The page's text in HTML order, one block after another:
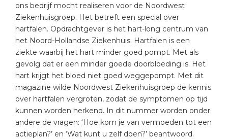
ons bedrijf mocht realiseren voor de Noordwest
Ziekenhuisgroep. Het betreft een special over
hartfalen. Opdrachtgever is het hart-long centrum van
het Noord-Hollandse Ziekenhuis. Hartfalen is een
ziekte waarbij het hart minder goed pompt. Met als
gevolg dat er een minder goede doorbloeding is. Het
hart krijgt het bloed niet goed weggepompt. Met dit
magazine wilde Noordwest Ziekenhuisgroep de kennis
over hartfalen vergroten, zodat de symptomen op tijd
kunnen worden herkend. In dit nummer worden onder
andere de vragen: ‘Hoe kom je van vermoeden tot een
actieplan?’ en ‘Wat kunt u zelf doen?’ beantwoord.